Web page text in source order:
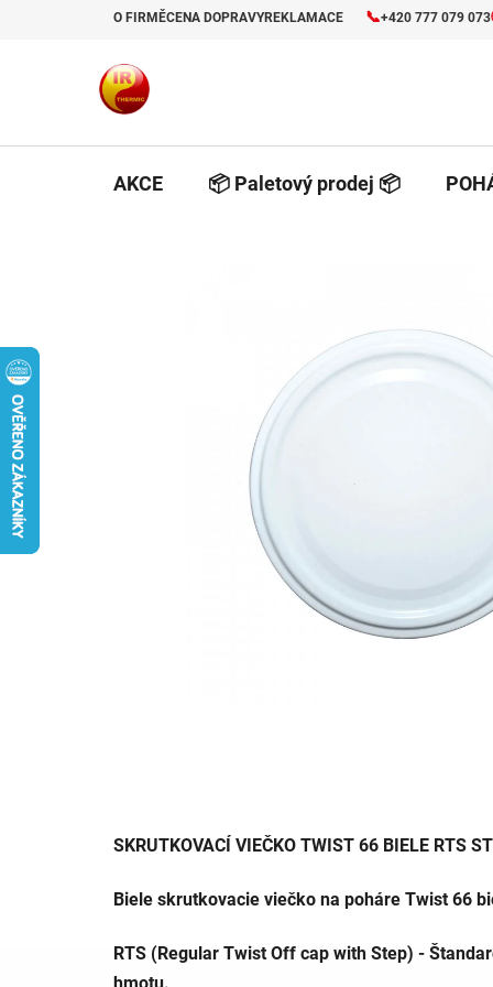
O FIRMĚCENA DOPRAVYREKLAMACE 📞+420 777 079 073
AKCE 📦 Paletový prodej 📦
SKRUTKOVACÍ VIEČKO TWIST 66 BIELE RTS
Biele skrutkovacie viečko na poháre Twist 66
RTS (Regular Twist Off cap with Step) -